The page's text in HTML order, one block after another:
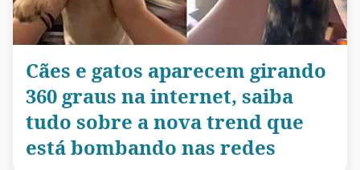
Cães e gatos aparecem girando
360 graus na internet, saiba
tudo sobre a nova trend que
está bombando nas redes